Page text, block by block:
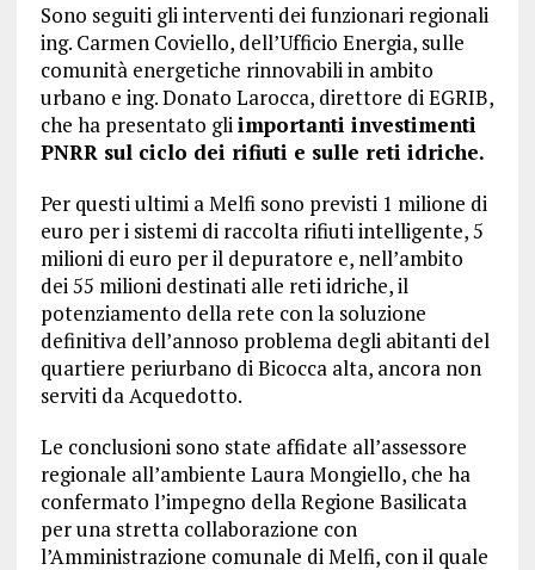
Sono seguiti gli interventi dei funzionari regionali
ing. Carmen Coviello, dell’Ufficio Energia, sulle
comunità energetiche rinnovabili in ambito
urbano e ing. Donato Larocca, direttore di EGRIB,
che ha presentato gliimportanti investimenti
PNRR sul ciclo dei rifiuti e sulle reti idriche.
Per questi ultimi a Melfi sono previsti 1 milione di
euro per i sistemi di raccolta rifiuti intelligente, 5
milioni di euro per il depuratore e, nell’ambito
dei 55 milioni destinati alle reti idriche, il
potenziamento della rete con la soluzione
definitiva dell’annoso problema degli abitanti del
quartiere periurbano di Bicocca alta, ancora non
serviti da Acquedotto.
Le conclusioni sono state affidate all’assessore
regionale all’ambiente Laura Mongiello, che ha
confermato l’impegno della Regione Basilicata
per una stretta collaborazione con
l’Amministrazione comunale di Melfi, con il quale